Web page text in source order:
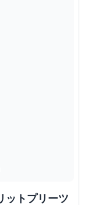
ットプリーツ